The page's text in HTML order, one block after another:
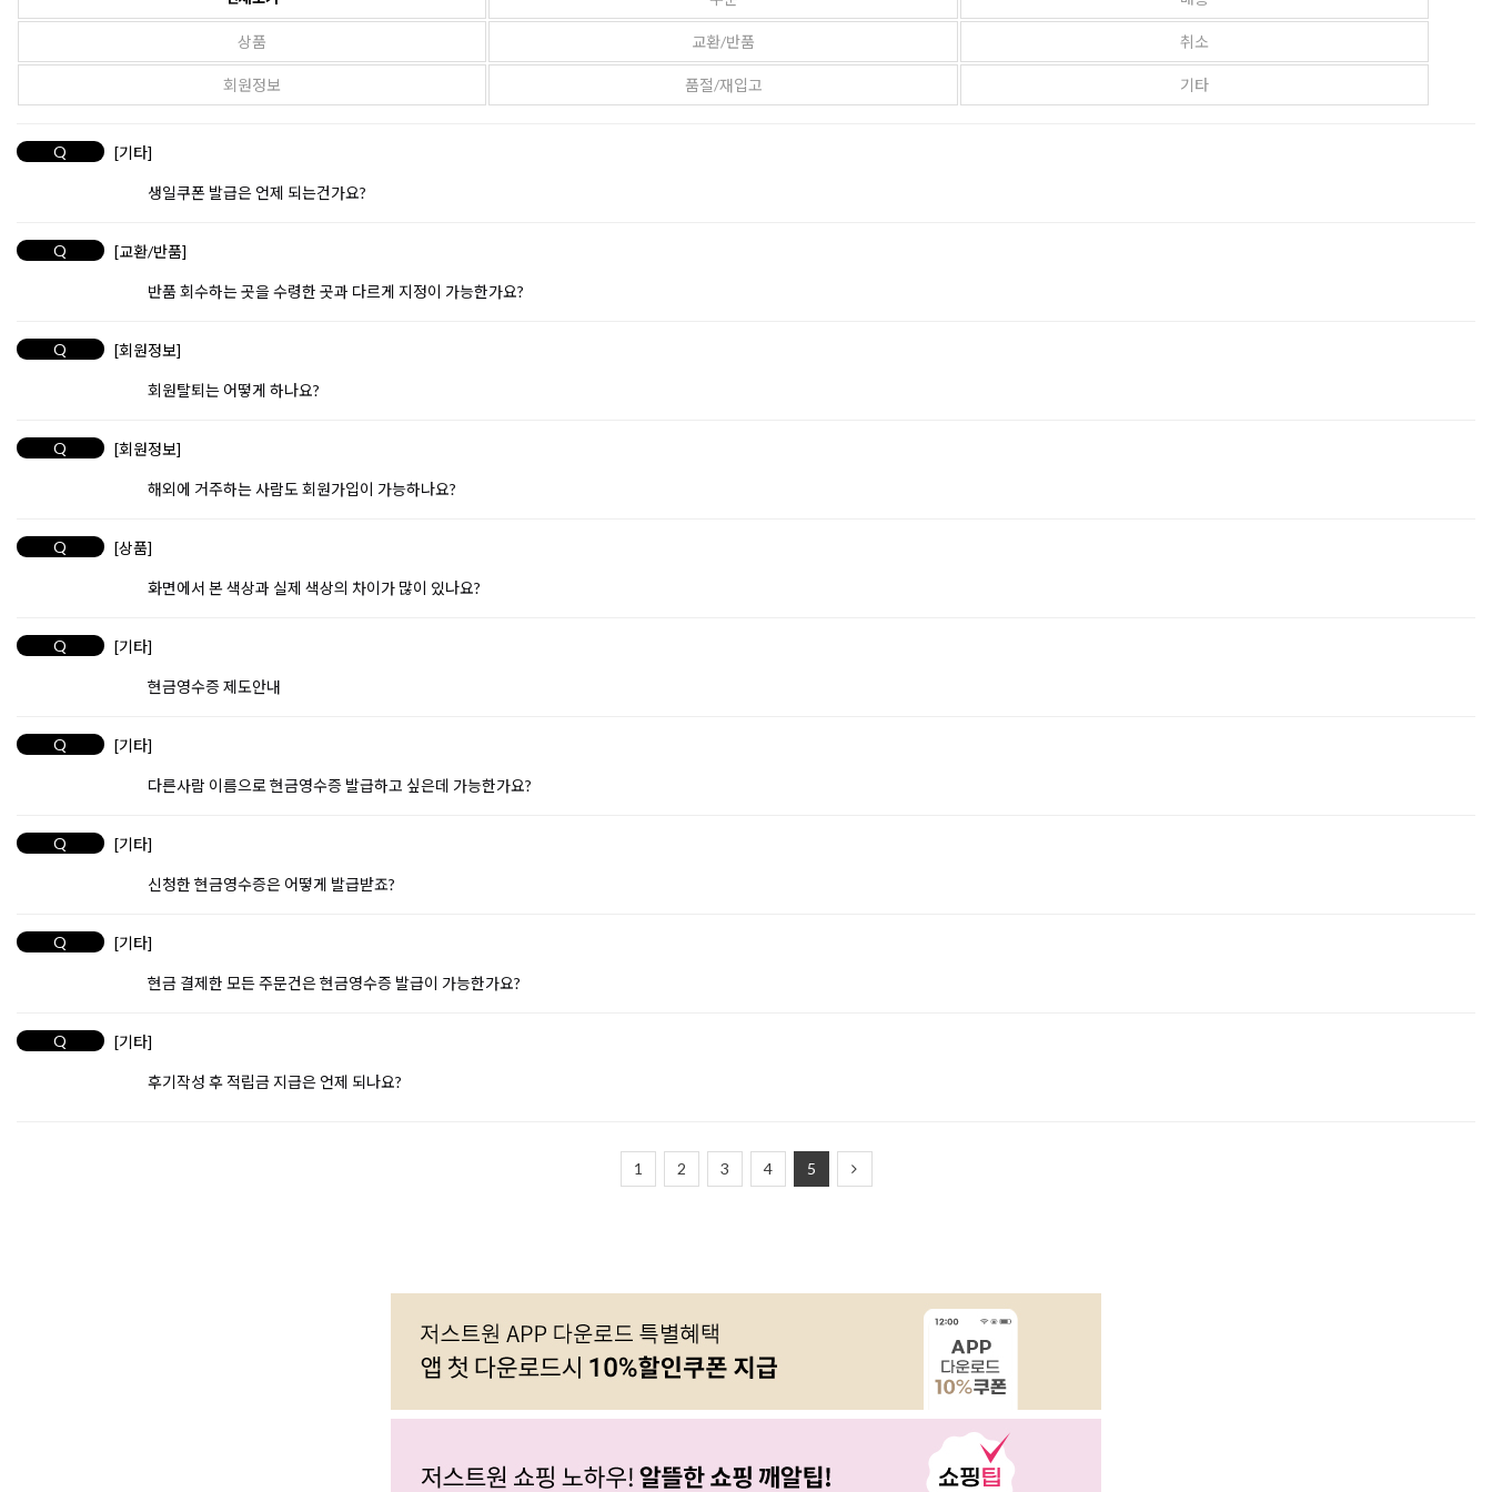
상품 교환/반품 취소
회원정보 품절/재입고 기타
Q [기타]
생일쿠폰 발급은 언제 되는건가요?
Q [교환/반품]
반품 회수하는 곳을 수령한 곳과 다르게 지정이 가능한가요?
Q [회원정보]
회원탈퇴는 어떻게 하나요?
Q [회원정보]
해외에 거주하는 사람도 회원가입이 가능하나요?
Q [상품]
화면에서 본 색상과 실제 색상의 차이가 많이 있나요?
Q [기타]
현금영수증 제도안내
Q [기타]
다른사람 이름으로 현금영수증 발급하고 싶은데 가능한가요?
Q [기타]
신청한 현금영수증은 어떻게 발급받죠?
Q [기타]
현금 결제한 모든 주문건은 현금영수증 발급이 가능한가요?
Q [기타]
후기작성 후 적립금 지급은 언제 되나요?
1 2 3 4 5